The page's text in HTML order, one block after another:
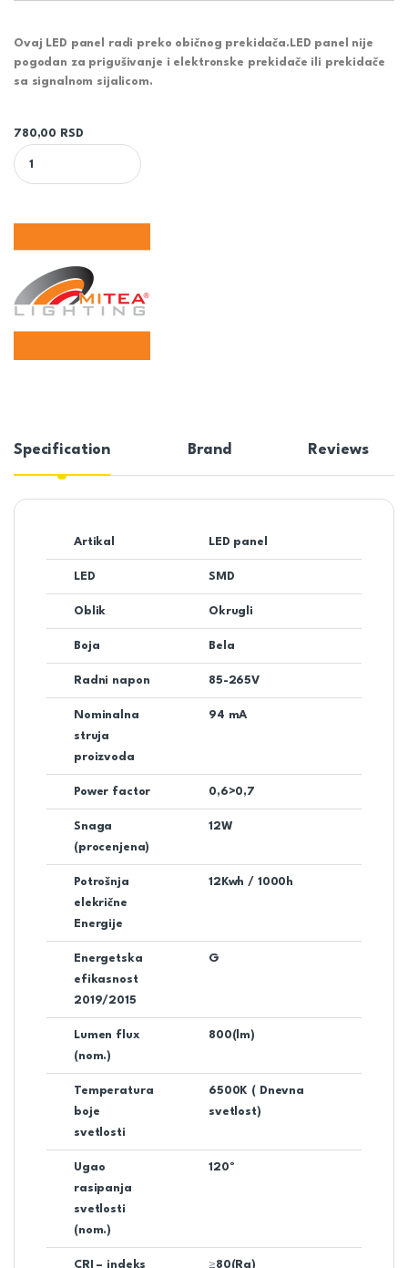
Ovaj LED panel radi preko običnog prekidača.LED panel nije
pogodan za prigušivanje i elektronske prekidače ili prekidače
sa signalnom sijalicom.
780,00
RSD
MPC12 12W 6500K STAKLENI UGRADNI OKRUGLI LED PANEL
Specification Brand Reviews
Artikal LED panel
LED SMD
Oblik Okrugli
Boja Bela
Radni napon 85-265V
Nominalna
struja
proizvoda
94 mA
Power factor 0,6>0,7
Snaga
(procenjena)
12W
Potrošnja
elekrične
Energije
12Kwh / 1000h
Energetska
efikasnost
2019/2015
G
Lumen flux
(nom.)
800(lm)
Temperatura
boje
svetlosti
6500K ( Dnevna
svetlost)
Ugao
rasipanja
svetlosti
(nom.)
120º
CRI – indeks ≥80(Ra)